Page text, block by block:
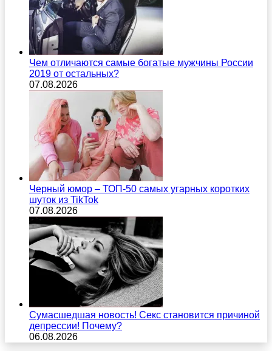
Чем отличаются самые богатые мужчины России
2019 от остальных?
07.08.2026
Черный юмор – ТОП-50 самых угарных коротких
шуток из TikTok
07.08.2026
Сумасшедшая новость! Секс становится причиной
депрессии! Почему?
06.08.2026